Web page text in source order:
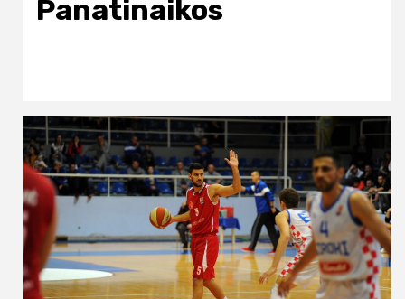
Panatinaikos